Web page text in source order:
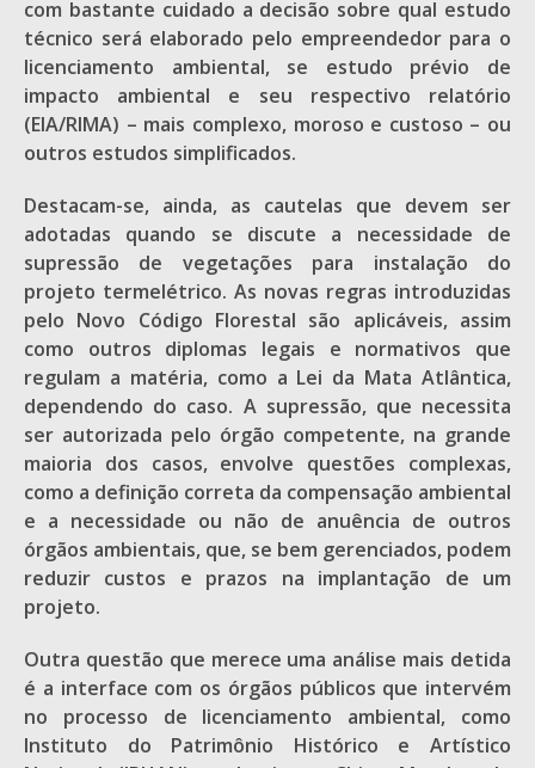
com bastante cuidado a decisão sobre qual estudo
técnico será elaborado pelo empreendedor para o
licenciamento ambiental, se estudo prévio de
impacto ambiental e seu respectivo relatório
(EIA/RIMA) – mais complexo, moroso e custoso – ou
outros estudos simplificados.
Destacam-se, ainda, as cautelas que devem ser
adotadas quando se discute a necessidade de
supressão de vegetações para instalação do
projeto termelétrico. As novas regras introduzidas
pelo Novo Código Florestal são aplicáveis, assim
como outros diplomas legais e normativos que
regulam a matéria, como a Lei da Mata Atlântica,
dependendo do caso. A supressão, que necessita
ser autorizada pelo órgão competente, na grande
maioria dos casos, envolve questões complexas,
como a definição correta da compensação ambiental
e a necessidade ou não de anuência de outros
órgãos ambientais, que, se bem gerenciados, podem
reduzir custos e prazos na implantação de um
projeto.
Outra questão que merece uma análise mais detida
é a interface com os órgãos públicos que intervém
no processo de licenciamento ambiental, como
Instituto do Patrimônio Histórico e Artístico